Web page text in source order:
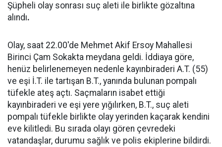
Şüpheli olay sonrası suç aleti ile birlikte gözaltına
alındı.
Olay, saat 22.00'de Mehmet Akif Ersoy Mahallesi
Birinci Çam Sokakta meydana geldi. İddiaya göre,
henüz belirlenemeyen nedenle kayınbiraderi A.T. (55)
ve eşi İ.T. ile tartışan B.T., yanında bulunan pompalı
tüfekle ateş açtı. Saçmaların isabet ettiği
kayınbiraderi ve eşi yere yığılırken, B.T., suç aleti
pompalı tüfekle birlikte olay yerinden kaçarak kendini
eve kilitledi. Bu sırada olayı gören çevredeki
vatandaşlar, durumu sağlık ve polis ekiplerine bildirdi.